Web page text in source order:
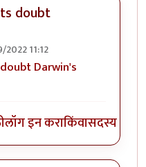
doubt
2022 11:12
असो व नसो,by
Darwin's
लॉग इन कराकिंवासदस्य व्हा